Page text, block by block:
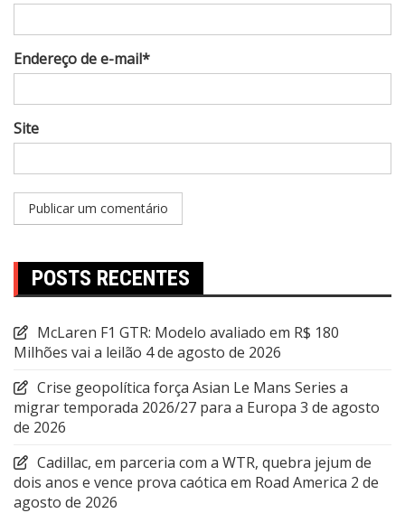
Endereço de e-mail*
Site
POSTS RECENTES
McLaren F1 GTR: Modelo avaliado em R$ 180
Milhões vai a leilão 4 de agosto de 2026
Crise geopolítica força Asian Le Mans Series a
migrar temporada 2026/27 para a Europa 3 de agosto
de 2026
Cadillac, em parceria com a WTR, quebra jejum de
dois anos e vence prova caótica em Road America 2 de
agosto de 2026